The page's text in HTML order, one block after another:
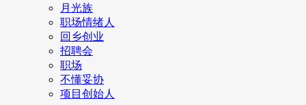
月光族
职场情绪人
回乡创业
招聘会
职场
不懂妥协
项目创始人